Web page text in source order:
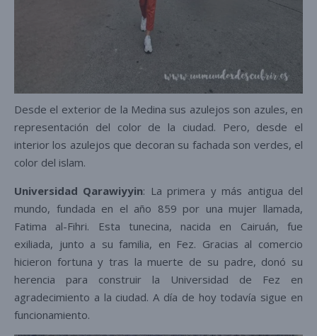
Desde el exterior de la Medina sus azulejos son azules, en
representación del color de la ciudad. Pero, desde el
interior los azulejos que decoran su fachada son verdes, el
color del islam.
Universidad Qarawiyyin: La primera y más antigua del
mundo, fundada en el año 859 por una mujer llamada,
Fatima al-Fihri. Esta tunecina, nacida en Cairuán, fue
exiliada, junto a su familia, en Fez. Gracias al comercio
hicieron fortuna y tras la muerte de su padre, donó su
herencia para construir la Universidad de Fez en
agradecimiento a la ciudad. A día de hoy todavía sigue en
funcionamiento.